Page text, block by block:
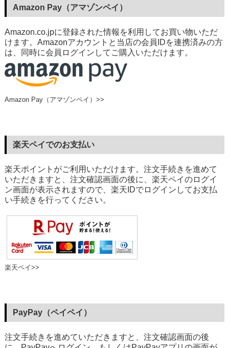
Amazon Pay（アマゾンペイ）
Amazon.co.jpに登録された情報を利用してお買い物いただ
けます。Amazonアカウントと当店の会員IDを連携済みの方
は、同時に会員ログインしてご購入いただけます。
Amazon Pay（アマゾンペイ）>>
楽天ペイでのお支払い
楽天ポイントがご利用いただけます。注文手続きを進めて
いただきますと、注文確認画面の後に、楽天ペイのログイ
ン画面が表示されますので、楽天IDでログインしてお支払
い手続きを行ってください。
楽天ペイ>>
PayPay（ペイペイ）
注文手続きを進めていただきますと、注文確認画面の後